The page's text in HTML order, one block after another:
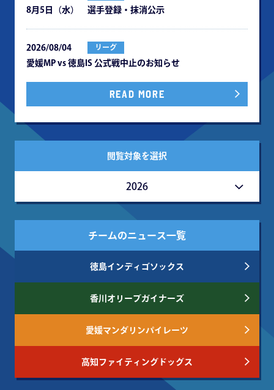
8月5日（水） 選手登録・抹消公示
2026/08/04 リーグ
愛媛MP vs 徳島IS 公式戦中⽌のお知らせ
READ MORE
閲覧対象を選択
2026
チームのニュース一覧
徳島インディゴソックス
香川オリーブガイナーズ
愛媛マンダリンパイレーツ
高知ファイティングドッグス